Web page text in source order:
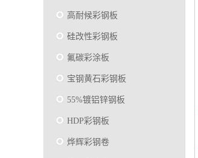
高耐候彩钢板
硅改性彩钢板
氟碳彩涂板
宝钢黄石彩钢板
55%镀铝锌钢板
HDP彩钢板
烨辉彩钢卷